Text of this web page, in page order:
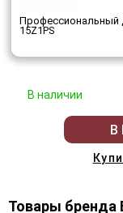
Профессиональный
15Z1PS
В наличии
В
Товары бренда